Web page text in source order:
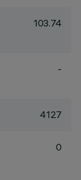
103.74
-
4127
0